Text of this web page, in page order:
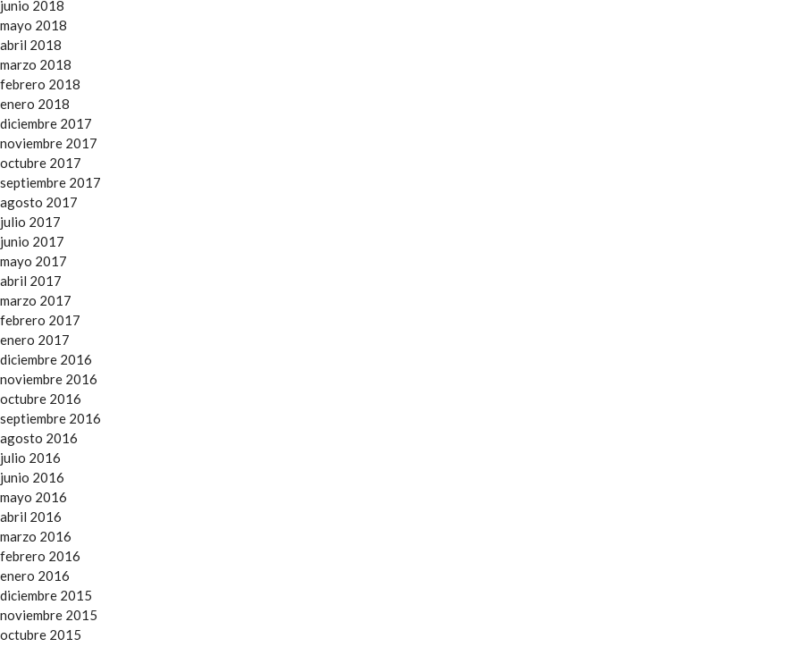
junio 2018
mayo 2018
abril 2018
marzo 2018
febrero 2018
enero 2018
diciembre 2017
noviembre 2017
octubre 2017
septiembre 2017
agosto 2017
julio 2017
junio 2017
mayo 2017
abril 2017
marzo 2017
febrero 2017
enero 2017
diciembre 2016
noviembre 2016
octubre 2016
septiembre 2016
agosto 2016
julio 2016
junio 2016
mayo 2016
abril 2016
marzo 2016
febrero 2016
enero 2016
diciembre 2015
noviembre 2015
octubre 2015